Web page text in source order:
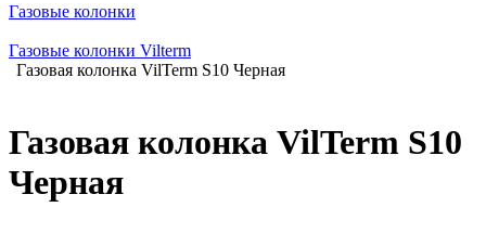
Газовые колонки
Газовые колонки Vilterm
Газовая колонка VilTerm S10 Черная
Газовая колонка VilTerm S10
Черная